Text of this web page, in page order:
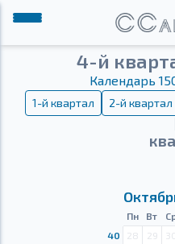
4-й
Календарь
1-й квартал 2-й квартал
Пн Вт
40
28 29